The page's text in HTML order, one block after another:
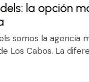
la opción
somos la agencia
Los Cabos. La